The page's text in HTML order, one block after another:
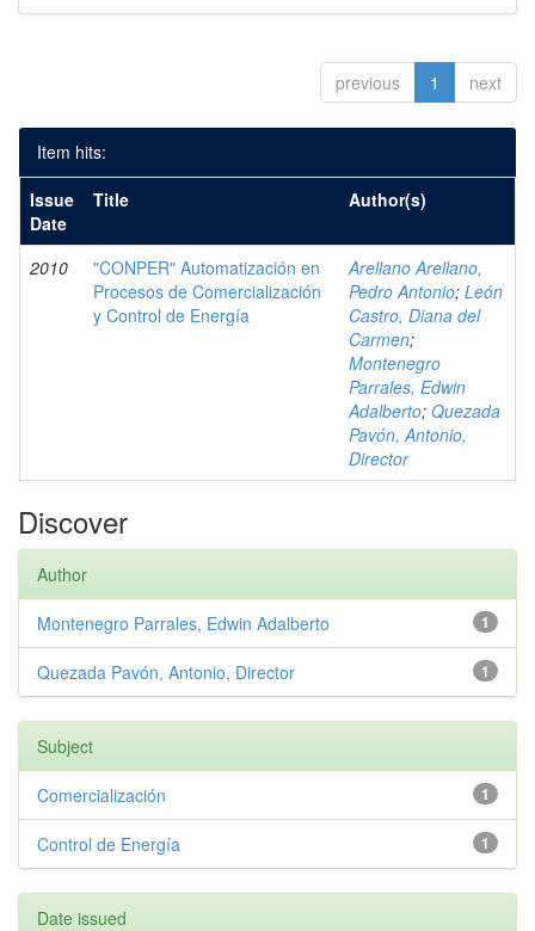
previous 1 next
Item hits:
Issue
Date
Title Author(s)
2010
"CONPER" Automatización en
Procesos de Comercialización
y Control de Energía
Arellano Arellano,
Pedro Antonio; León
Castro, Diana del
Carmen;
Montenegro
Parrales, Edwin
Adalberto; Quezada
Pavón, Antonio,
Director
Discover
Author
1
Montenegro Parrales, Edwin Adalberto
1
Quezada Pavón, Antonio, Director
Subject
1
Comercialización
1
Control de Energía
Date issued